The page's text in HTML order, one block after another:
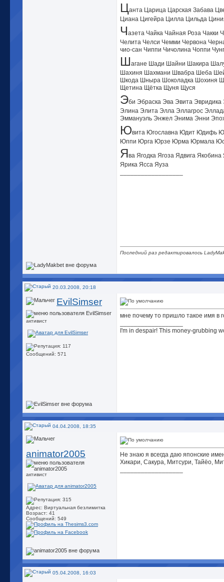
Цанта Царица Царская Забава
Циана Цигейра Цилла Цильда
Чазета Чайка Чайная Роза Чакки
Челита Челси Чемми Червона
чио-сан Чиппи Чичолина Чоппи
Шагане Шади Шайни Шакира
Шахиня Шахмани Швабра Шеба
Шкода Шныра Шоколадка Шохиня
Щетина Щётка Щуня Щуся
Эби Эбраска Эва Эвита
Элина Элита Элла Эллагрос
Эммануэль Энжел Энима Энни
Ювита Югославна Юдит
Юппи Юрга Юрзе Юрма Юрмала
Ява Ягодка Ягоза Ядвига
Ярика Ясса Яуза
Последний раз редактировалось
20.03.2008, 20:18
EvilSimser
активист
Сообщений: 571
мне почему то пришло такое имя
I'm in despair! This money-grubbing
04.04.2008, 18:35
animator2005
активист
Адрес: Виртуальная безлимитка
Возраст: 41
Сообщений: 549
Не знаю я всегда даю японские
Хикари, Сакура, Митсури, Тайёо,
05.04.2008, 16:03